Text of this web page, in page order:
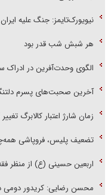
نیویورک‌تایمز: جنگ علیه
هر شبش شب قدر بود
الگوی وحدت‌آفرین در
آخرین صحبت‌های پسرم
زمان شارژ اعتبار کالابرگ
تضعیف پلیس، فروپاشی
اربعین حسینی (ع) از منظر
محسن رضایی: کریدور دومی